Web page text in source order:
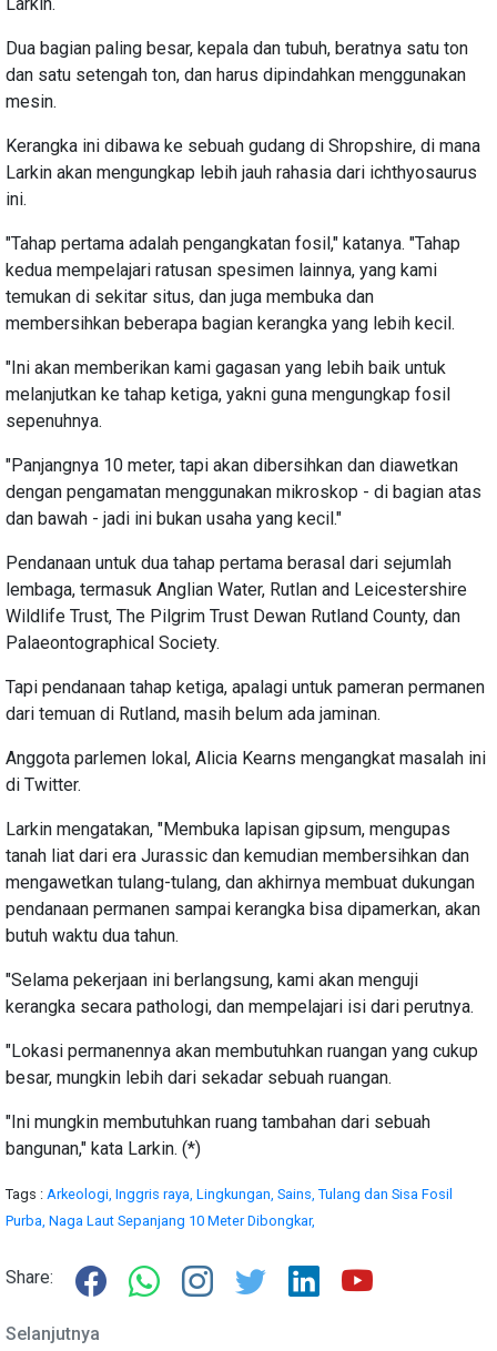
Dua bagian paling besar, kepala dan tubuh, beratnya satu ton
dan satu setengah ton, dan harus dipindahkan menggunakan
mesin.
Kerangka ini dibawa ke sebuah gudang di Shropshire, di mana
Larkin akan mengungkap lebih jauh rahasia dari ichthyosaurus
ini.
"Tahap pertama adalah pengangkatan fosil," katanya. "Tahap
kedua mempelajari ratusan spesimen lainnya, yang kami
temukan di sekitar situs, dan juga membuka dan
membersihkan beberapa bagian kerangka yang lebih kecil.
"Ini akan memberikan kami gagasan yang lebih baik untuk
melanjutkan ke tahap ketiga, yakni guna mengungkap fosil
sepenuhnya.
"Panjangnya 10 meter, tapi akan dibersihkan dan diawetkan
dengan pengamatan menggunakan mikroskop - di bagian atas
dan bawah - jadi ini bukan usaha yang kecil."
Pendanaan untuk dua tahap pertama berasal dari sejumlah
lembaga, termasuk Anglian Water, Rutlan and Leicestershire
Wildlife Trust, The Pilgrim Trust Dewan Rutland County, dan
Palaeontographical Society.
Tapi pendanaan tahap ketiga, apalagi untuk pameran permanen
dari temuan di Rutland, masih belum ada jaminan.
Anggota parlemen lokal, Alicia Kearns mengangkat masalah ini
di Twitter.
Larkin mengatakan, "Membuka lapisan gipsum, mengupas
tanah liat dari era Jurassic dan kemudian membersihkan dan
mengawetkan tulang-tulang, dan akhirnya membuat dukungan
pendanaan permanen sampai kerangka bisa dipamerkan, akan
butuh waktu dua tahun.
"Selama pekerjaan ini berlangsung, kami akan menguji
kerangka secara pathologi, dan mempelajari isi dari perutnya.
"Lokasi permanennya akan membutuhkan ruangan yang cukup
besar, mungkin lebih dari sekadar sebuah ruangan.
"Ini mungkin membutuhkan ruang tambahan dari sebuah
bangunan," kata Larkin. (*)
Tags : Arkeologi, Inggris raya, Lingkungan, Sains, Tulang dan Sisa Fosil
Purba, Naga Laut Sepanjang 10 Meter Dibongkar,
Share:
Selanjutnya